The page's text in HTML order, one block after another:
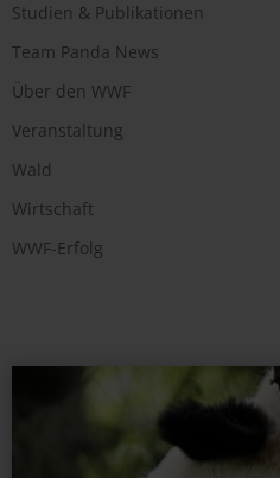
Studien & Publikationen
Team Panda News
Über den WWF
Veranstaltung
Wald
Wirtschaft
WWF-Erfolg